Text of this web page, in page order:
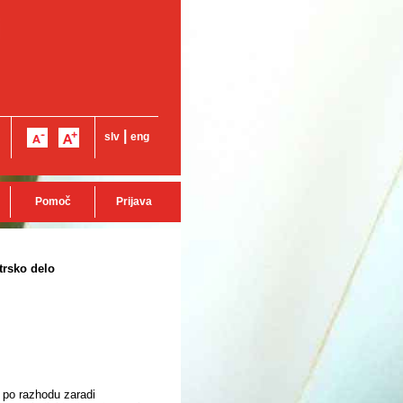
slv eng
Pomoč Prijava
delo
razhodu zaradi